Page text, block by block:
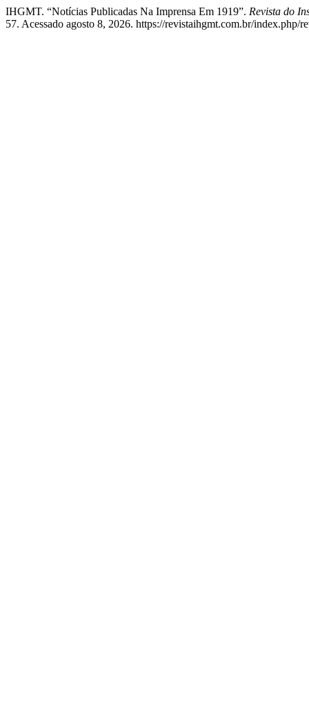
IHGMT. “Notícias Publicadas Na Imprensa Em 1919”. Revista do
57. Acessado agosto 8, 2026. https://revistaihgmt.com.br/index.php/